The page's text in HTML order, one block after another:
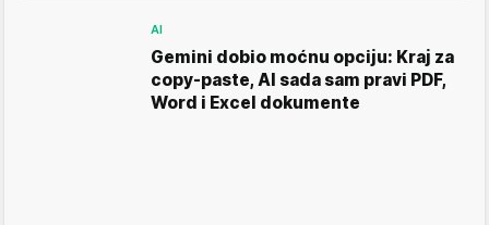
AI
Gemini dobio moćnu opciju: Kraj za
copy-paste, AI sada sam pravi PDF,
Word i Excel dokumente